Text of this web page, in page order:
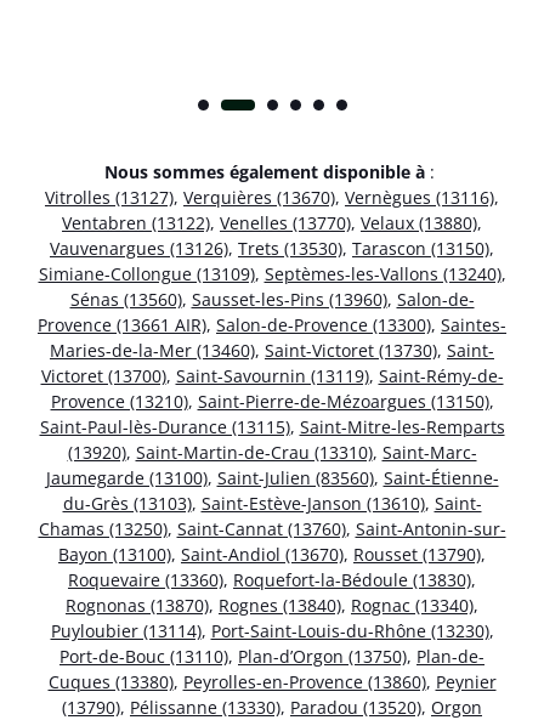
Nous sommes également disponible à :
Vitrolles (13127), Verquières (13670), Vernègues (13116),
Ventabren (13122), Venelles (13770), Velaux (13880),
Vauvenargues (13126), Trets (13530), Tarascon (13150),
Simiane-Collongue (13109), Septèmes-les-Vallons (13240),
Sénas (13560), Sausset-les-Pins (13960), Salon-de-
Provence (13661 AIR), Salon-de-Provence (13300), Saintes-
Maries-de-la-Mer (13460), Saint-Victoret (13730), Saint-
Victoret (13700), Saint-Savournin (13119), Saint-Rémy-de-
Provence (13210), Saint-Pierre-de-Mézoargues (13150),
Saint-Paul-lès-Durance (13115), Saint-Mitre-les-Remparts
(13920), Saint-Martin-de-Crau (13310), Saint-Marc-
Jaumegarde (13100), Saint-Julien (83560), Saint-Étienne-
du-Grès (13103), Saint-Estève-Janson (13610), Saint-
Chamas (13250), Saint-Cannat (13760), Saint-Antonin-sur-
Bayon (13100), Saint-Andiol (13670), Rousset (13790),
Roquevaire (13360), Roquefort-la-Bédoule (13830),
Rognonas (13870), Rognes (13840), Rognac (13340),
Puyloubier (13114), Port-Saint-Louis-du-Rhône (13230),
Port-de-Bouc (13110), Plan-d’Orgon (13750), Plan-de-
Cuques (13380), Peyrolles-en-Provence (13860), Peynier
(13790), Pélissanne (13330), Paradou (13520), Orgon